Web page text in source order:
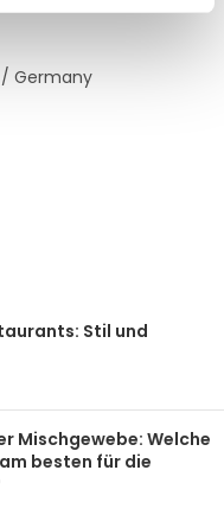
/ Germany
Stil und
Mischgewebe: Welche
besten für die